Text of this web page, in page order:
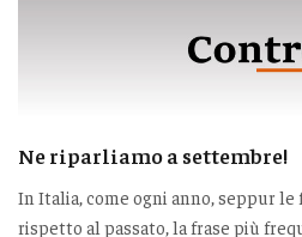
Ne riparliamo a settembre!
In Italia, come ogni anno, seppur
rispetto al passato, la frase più